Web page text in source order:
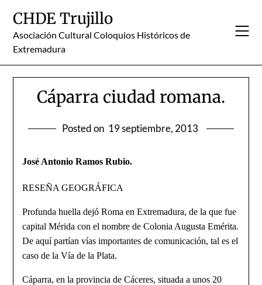
content
CHDE Trujillo
Asociación Cultural Coloquios Históricos de
Extremadura
Cáparra ciudad romana.
Posted on 19 septiembre, 2013
José Antonio Ramos Rubio.
RESEÑA GEOGRÁFICA
Profunda huella dejó Roma en Extremadura, de la que fue
capital Mérida con el nom­bre de Colonia Augusta Emérita.
De aquí partían vías importantes de comunicación, tal es el
caso de la Vía de la Plata.
Cáparra, en la provincia de Cáceres, situada a unos 20